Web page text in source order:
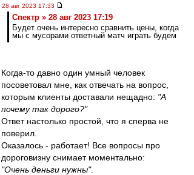
28 авг 2023 17:33
Спектр » 28 авг 2023 17:19
Будет очень интересно сравнить цены, когда
мы с мусорами ответный матч играть будем
Когда-то давно один умный человек
посоветовал мне, как отвечать на вопрос,
которым клиенты доставали нещадно: "А
почему так дорого?"
Ответ настолько простой, что я сперва не
поверил.
Оказалось - работает! Все вопросы про
дороговизну снимает моментально:
"Очень деньги нужны".